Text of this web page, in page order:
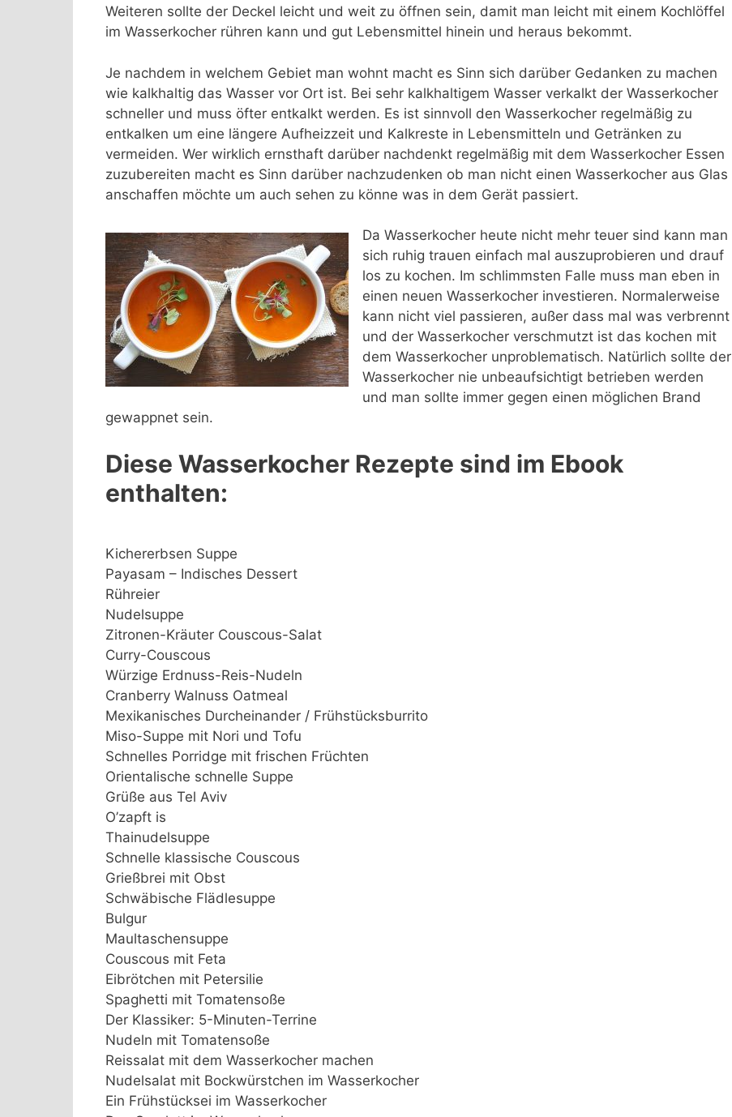
Weiteren sollte der Deckel leicht und weit zu öffnen sein, damit man leicht mit einem Kochlöffel
im Wasserkocher rühren kann und gut Lebensmittel hinein und heraus bekommt.
Je nachdem in welchem Gebiet man wohnt macht es Sinn sich darüber Gedanken zu machen
wie kalkhaltig das Wasser vor Ort ist. Bei sehr kalkhaltigem Wasser verkalkt der Wasserkocher
schneller und muss öfter entkalkt werden. Es ist sinnvoll den Wasserkocher regelmäßig zu
entkalken um eine längere Aufheizzeit und Kalkreste in Lebensmitteln und Getränken zu
vermeiden. Wer wirklich ernsthaft darüber nachdenkt regelmäßig mit dem Wasserkocher Essen
zuzubereiten macht es Sinn darüber nachzudenken ob man nicht einen Wasserkocher aus Glas
anschaffen möchte um auch sehen zu könne was in dem Gerät passiert.
Da Wasserkocher heute nicht mehr teuer sind kann man
sich ruhig trauen einfach mal auszuprobieren und drauf
los zu kochen. Im schlimmsten Falle muss man eben in
einen neuen Wasserkocher investieren. Normalerweise
kann nicht viel passieren, außer dass mal was verbrennt
und der Wasserkocher verschmutzt ist das kochen mit
dem Wasserkocher unproblematisch. Natürlich sollte der
Wasserkocher nie unbeaufsichtigt betrieben werden
und man sollte immer gegen einen möglichen Brand
gewappnet sein.
Diese Wasserkocher Rezepte sind im Ebook
enthalten:
Kichererbsen Suppe
Payasam – Indisches Dessert
Rühreier
Nudelsuppe
Zitronen-Kräuter Couscous-Salat
Curry-Couscous
Würzige Erdnuss-Reis-Nudeln
Cranberry Walnuss Oatmeal
Mexikanisches Durcheinander / Frühstücksburrito
Miso-Suppe mit Nori und Tofu
Schnelles Porridge mit frischen Früchten
Orientalische schnelle Suppe
Grüße aus Tel Aviv
O’zapft is
Thainudelsuppe
Schnelle klassische Couscous
Grießbrei mit Obst
Schwäbische Flädlesuppe
Bulgur
Maultaschensuppe
Couscous mit Feta
Eibrötchen mit Petersilie
Spaghetti mit Tomatensoße
Der Klassiker: 5-Minuten-Terrine
Nudeln mit Tomatensoße
Reissalat mit dem Wasserkocher machen
Nudelsalat mit Bockwürstchen im Wasserkocher
Ein Frühstücksei im Wasserkocher